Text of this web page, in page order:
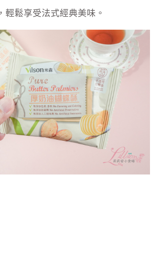
輕鬆享受法式經典美味。